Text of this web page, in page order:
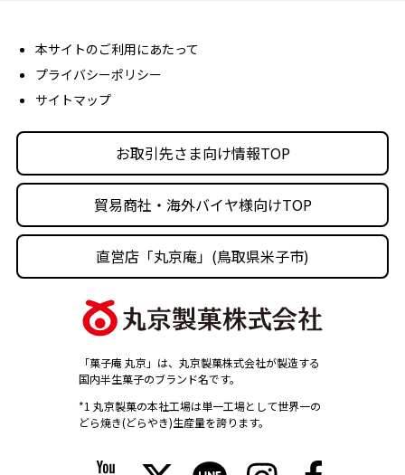
経営理念
沿革
丸京の事業体
人材育成・社会活動
本サイトのご利用にあたって
プライバシーポリシー
サイトマップ
お取引先さま向け情報TOP
貿易商社・海外バイヤ様向けTOP
直営店「丸京庵」(鳥取県米子市)
「菓子庵 丸京」は、丸京製菓株式会社が製造する
国内半生菓子のブランド名です。
*1 丸京製菓の本社工場は単一工場として世界一の
どら焼き(どらやき)生産量を誇ります。